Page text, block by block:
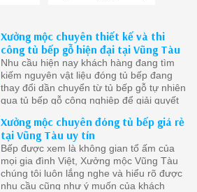
Xưởng mộc chuyên thiết kế và thi
công tủ bếp gỗ hiện đại tại Vũng Tàu
Nhu cầu hiện nay khách hàng đang tìm
kiếm nguyên vật liệu đóng tủ bếp đang
thay đổi dần chuyển từ tủ bếp gỗ tự nhiên
qua tủ bếp gỗ công nghiệp để giải quyết
bếp do thời gian sử dụng. Bên cạnh đó gỗ
công nghiệp cũng được đánh giá là khá
bền và dặt biệt giá thành rẻ hơn gỗ tự
nhiên.
Xưởng mộc chuyên đóng tủ bếp giá rẻ
tại Vũng Tàu uy tín
Bếp được xem là không gian tổ ấm của
mọi gia đình Việt, Xưởng mộc Vũng Tàu
chúng tôi luôn lắng nghe và hiểu rõ được
nhu cầu cũng như ý muốn của khách